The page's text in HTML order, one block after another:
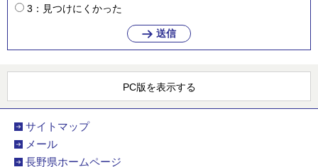
3：見つけにくかった
PC版を表示する
サイトマップ
メール
長野県ホームページ